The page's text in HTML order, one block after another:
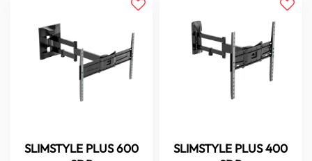
SLIMSTYLE PLUS 600
SLIMSTYLE PLUS 400